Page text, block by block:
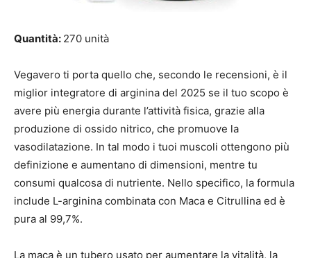
Quantità: 270 unità
Vegavero ti porta quello che, secondo le recensioni, è il
miglior integratore di arginina del 2025 se il tuo scopo è
avere più energia durante l’attività fisica, grazie alla
produzione di ossido nitrico, che promuove la
vasodilatazione. In tal modo i tuoi muscoli ottengono più
definizione e aumentano di dimensioni, mentre tu
consumi qualcosa di nutriente. Nello specifico, la formula
include L-arginina combinata con Maca e Citrullina ed è
pura al 99,7%.
La maca è un tubero usato per aumentare la vitalità, la